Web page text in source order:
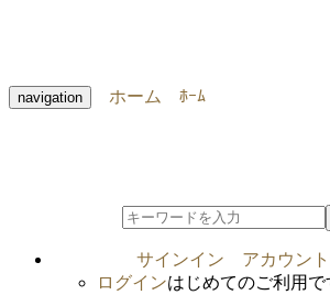
navigation ホーム ﾎｰﾑ
サインイン
アカウン
ログインはじめてのご利用で